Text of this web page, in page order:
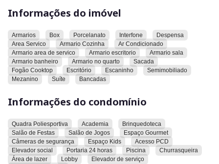
despensa, office no mezanino, 2 vagas de garagem
O imóvel conta com armários planejados em todos os
ambientes, excelente iluminação natural, ambientes amplos e
modernos.
churrasqueira, brinquedoteca e espaço de jogos.
do Parque Flamboyant e do Shopping Flamboyant, com fácil
acesso a escolas, supermercados, restaurantes e toda a
conveniência do Jardim Goiás.
Informações do imóvel
Armarios Box Porcelanato Interfone
Despensa
Area Servico
Armario Cozinha
Ar Condicionado
Armario area de servico
Armario escritorio
Armario sala
Armario banheiro
Armario no quarto
Sacada
Fogão Cooktop
Escritório Escaninho
Semimobiliado
Mezanino
Suíte Bancadas
Informações do condomínio
Quadra Poliesportiva Academia
Brinquedoteca
Salão de Festas
Salão de Jogos
Espaço Gourmet
Câmeras de segurança
Espaço Kids
Acesso PCD
Elevador social
Portaria 24 horas Piscina
Churrasqueira
Área de lazer
Lobby
Elevador de serviço